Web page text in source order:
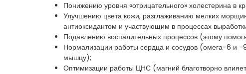
Понижению уровня «отрицательного» холестерина
Улучшению цвета кожи, разглаживанию мелких
антиоксидантом и участвующим в процессах
Подавлению воспалительных процессов (этому
Нормализации работы сердца и сосудов (омега-6 и -
мышцу);
Оптимизации работы ЦНС (магний благотворно